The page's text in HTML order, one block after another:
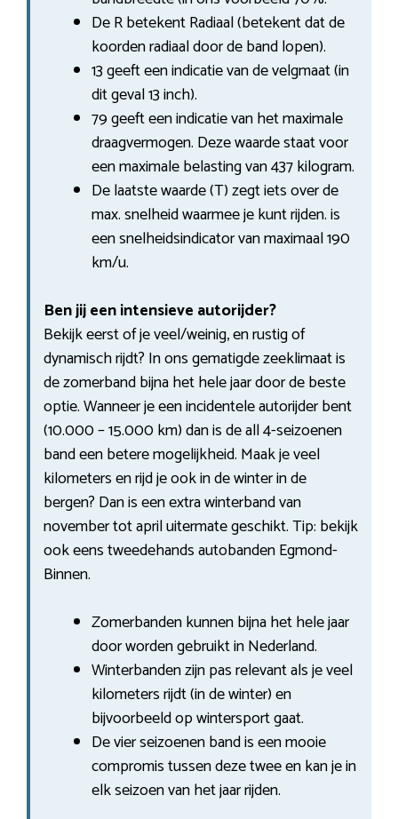
De R betekent Radiaal (betekent dat de
koorden radiaal door de band lopen).
13 geeft een indicatie van de velgmaat (in
dit geval 13 inch).
79 geeft een indicatie van het maximale
draagvermogen. Deze waarde staat voor
een maximale belasting van 437 kilogram.
De laatste waarde (T) zegt iets over de
max. snelheid waarmee je kunt rijden. is
een snelheidsindicator van maximaal 190
km/u.
Ben jij een intensieve autorijder?
Bekijk eerst of je veel/weinig, en rustig of
dynamisch rijdt? In ons gematigde zeeklimaat is
de zomerband bijna het hele jaar door de beste
optie. Wanneer je een incidentele autorijder bent
(10.000 – 15.000 km) dan is de all 4-seizoenen
band een betere mogelijkheid. Maak je veel
kilometers en rijd je ook in de winter in de
bergen? Dan is een extra winterband van
november tot april uitermate geschikt. Tip: bekijk
ook eens tweedehands autobanden Egmond-
Binnen.
Zomerbanden kunnen bijna het hele jaar
door worden gebruikt in Nederland.
Winterbanden zijn pas relevant als je veel
kilometers rijdt (in de winter) en
bijvoorbeeld op wintersport gaat.
De vier seizoenen band is een mooie
compromis tussen deze twee en kan je in
elk seizoen van het jaar rijden.